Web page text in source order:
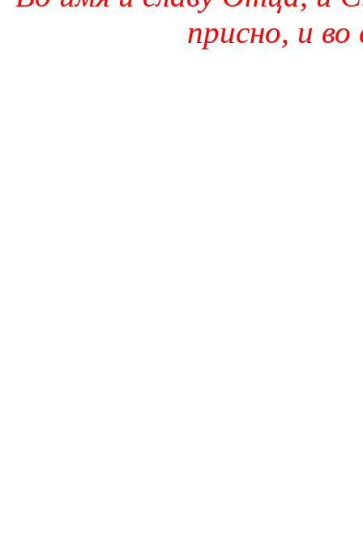
присно, и во